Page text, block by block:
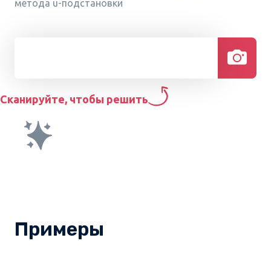
метода u-подстановки
Сканируйте, чтобы решить
Примеры